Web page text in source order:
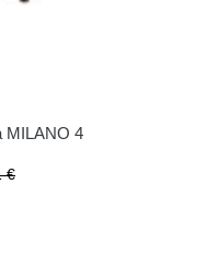
MILANO 4
€